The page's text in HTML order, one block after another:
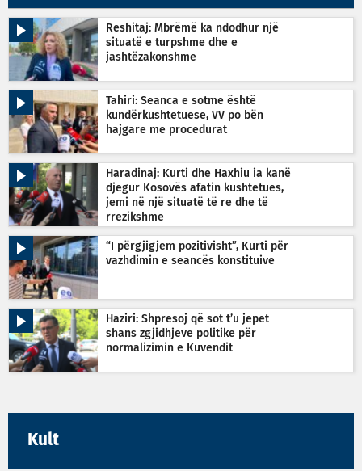
Reshitaj: Mbrëmë ka ndodhur një
situatë e turpshme dhe e
jashtëzakonshme
Tahiri: Seanca e sotme është
kundërkushtetuese, VV po bën
hajgare me procedurat
Haradinaj: Kurti dhe Haxhiu ia kanë
djegur Kosovës afatin kushtetues,
jemi në një situatë të re dhe të
rrezikshme
“I përgjigjem pozitivisht”, Kurti për
vazhdimin e seancës konstituive
Haziri: Shpresoj që sot t’u jepet
shans zgjidhjeve politike për
normalizimin e Kuvendit
Kult